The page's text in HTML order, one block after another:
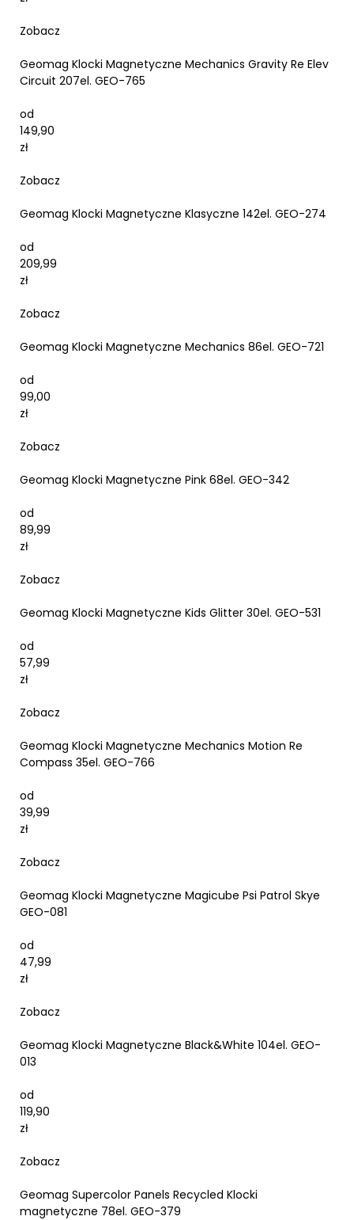
Zobacz
Geomag Klocki Magnetyczne Mechanics Gravity Re Elev
Circuit 207el. GEO-765
od
149,90
zł
Zobacz
Geomag Klocki Magnetyczne Klasyczne 142el. GEO-274
od
209,99
zł
Zobacz
Geomag Klocki Magnetyczne Mechanics 86el. GEO-721
od
99,00
zł
Zobacz
Geomag Klocki Magnetyczne Pink 68el. GEO-342
od
89,99
zł
Zobacz
Geomag Klocki Magnetyczne Kids Glitter 30el. GEO-531
od
57,99
zł
Zobacz
Geomag Klocki Magnetyczne Mechanics Motion Re
Compass 35el. GEO-766
od
39,99
zł
Zobacz
Geomag Klocki Magnetyczne Magicube Psi Patrol Skye
GEO-081
od
47,99
zł
Zobacz
Geomag Klocki Magnetyczne Black&White 104el. GEO-
013
od
119,90
zł
Zobacz
Geomag Supercolor Panels Recycled Klocki
magnetyczne 78el. GEO-379